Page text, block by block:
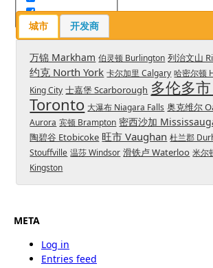
城市 开发商
万锦 Markham 伯灵顿 Burlington 列治文山
约克 North York 卡尔加里 Calgary 哈密尔顿
King City 士嘉堡 Scarborough 多伦多
Toronto 大瀑布 Niagara Falls 奥克维尔
Aurora 宾顿 Brampton 密西沙加
陶碧谷 Etobicoke 旺市 Vaughan 杜兰郡
Stouffville 温莎 Windsor 滑铁卢 Waterloo 米尔
Kingston
META
Log in
Entries feed